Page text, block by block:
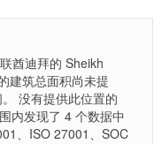
酋迪拜的 Sheikh
建筑总面积尚未提
没有提供此位置的
内发现了 4 个数据中
、ISO 27001、SOC